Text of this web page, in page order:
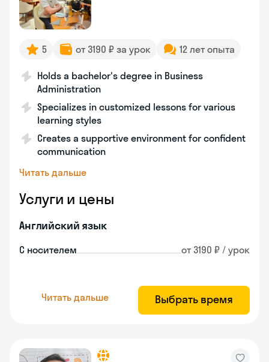
5 от 3190 ₽ за урок 12 лет опыта
Holds a bachelor's degree in Business
Administration
Specializes in customized lessons for various
learning styles
Creates a supportive environment for confident
communication
Читать дальше
Услуги и цены
Английский язык
С носителем от 3190 ₽ / урок
Читать дальше Выбрать время